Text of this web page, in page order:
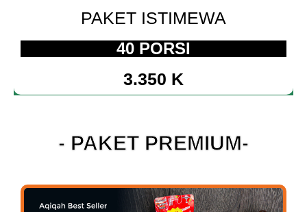
PAKET ISTIMEWA
40 PORSI
3.350 K
- PAKET PREMIUM-